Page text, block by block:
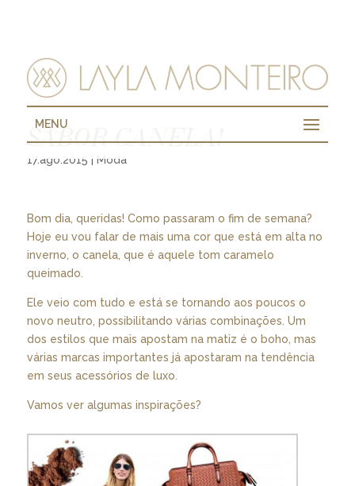
MENU
SABOR CANELA!
17.ago.2015 | Moda
Bom dia, queridas! Como passaram o fim de semana?
Hoje eu vou falar de mais uma cor que está em alta no
inverno, o canela, que é aquele tom caramelo
queimado.
Ele veio com tudo e está se tornando aos poucos o
novo neutro, possibilitando várias combinações. Um
dos estilos que mais apostam na matiz é o boho, mas
várias marcas importantes já apostaram na tendência
em seus acessórios de luxo.
Vamos ver algumas inspirações?